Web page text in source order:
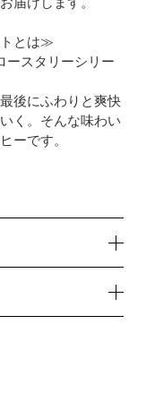
とは≫
ースタリーシリー
後にふわりと爽快
く。そんな味わい
ーです。